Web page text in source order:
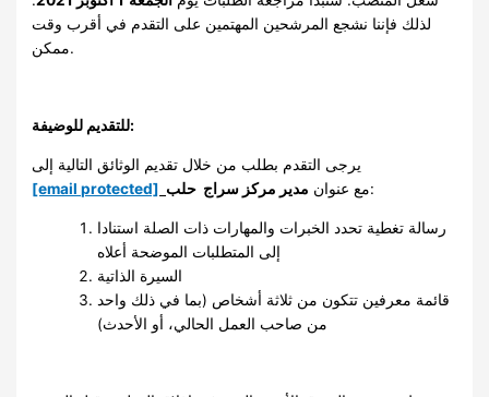
لذلك فإننا نشجع المرشحين المهتمين على التقدم في أقرب وقت
ممكن.
للتقديم للوضيفة:
يرجى التقدم بطلب من خلال تقديم الوثائق التالية إلى
[email protected]
مع عنوان مدير مركز سراج حلب :
رسالة تغطية تحدد الخبرات والمهارات ذات الصلة استنادا
إلى المتطلبات الموضحة أعلاه
السيرة الذاتية
قائمة معرفين تتكون من ثلاثة أشخاص (بما في ذلك واحد
من صاحب العمل الحالي، أو الأحدث)